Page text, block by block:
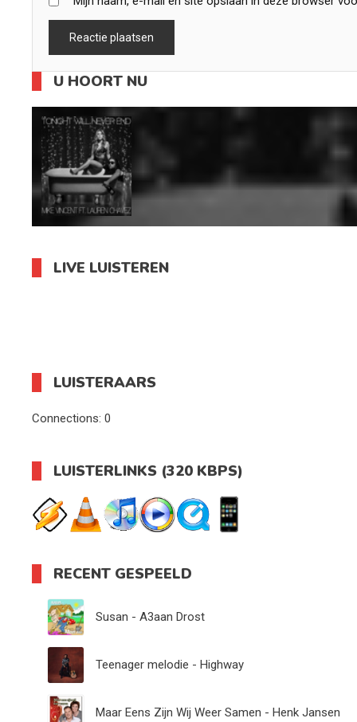
U HOORT NU
LIVE LUISTEREN
LUISTERAARS
Connections: 0
LUISTERLINKS (320 KBPS)
RECENT GESPEELD
Susan - A3aan Drost
Teenager melodie - Highway
Maar Eens Zijn Wij Weer Samen - Henk Jansen